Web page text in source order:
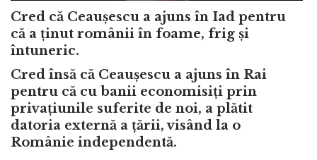
Cred că Ceaușescu a ajuns în Iad pentru
că a ținut românii în foame, frig și
întuneric.
Cred însă că Ceaușescu a ajuns în Rai
pentru că cu banii economisiți prin
privațiunile suferite de noi, a plătit
datoria externă a țării, visând la o
Românie independentă.